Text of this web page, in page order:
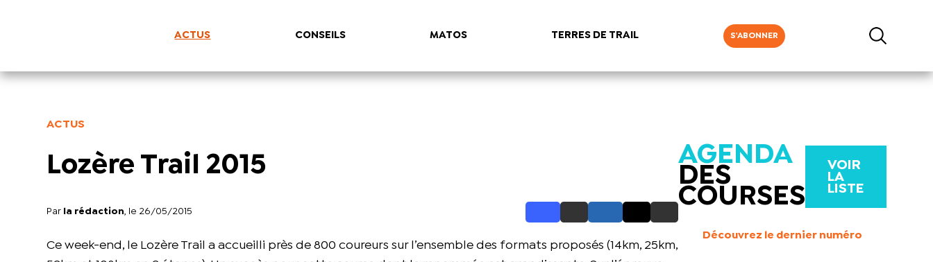
ACTUS CONSEILS MATOS TERRES DE TRAIL S'ABONNER
ACTUS
Lozère Trail 2015
Par la rédaction , le 26/05/2015
Ce week-end, le Lozère Trail a accueilli près de 800 coureurs sur l’ensemble des formats proposés (14km, 25km,
AGENDA
DES
COURSES
VOIR
LA
LISTE
Découvrez le dernier numéro